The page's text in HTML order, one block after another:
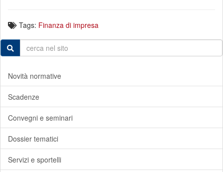
Tags: Finanza di impresa
Novità normative
Scadenze
Convegni e seminari
Dossier tematici
Servizi e sportelli